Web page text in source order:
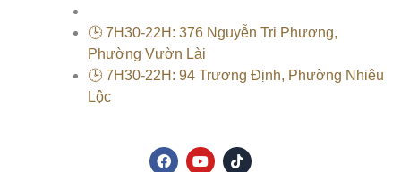
🕒 7H30-22H: 376 Nguyễn Tri Phương,
Phường Vườn Lài
🕒 7H30-22H: 94 Trương Định, Phường Nhiêu
Lộc
F
a
Y
o
T
i